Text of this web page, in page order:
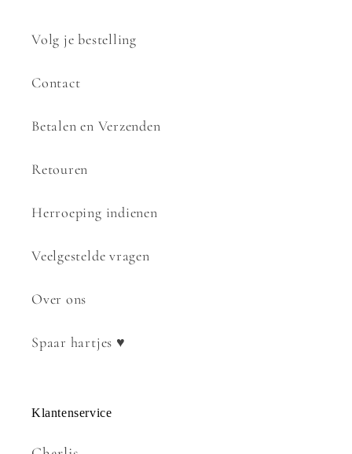
Volg je bestelling
Contact
Betalen en Verzenden
Retouren
Herroeping indienen
Veelgestelde vragen
Over ons
Spaar hartjes ♥
Klantenservice